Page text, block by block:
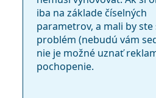
iba na základe číselných
parametrov, a mali by
problém (nebudú vám
nie je možné uznať
pochopenie.